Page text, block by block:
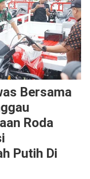
Bersama
Roda
Putih Di